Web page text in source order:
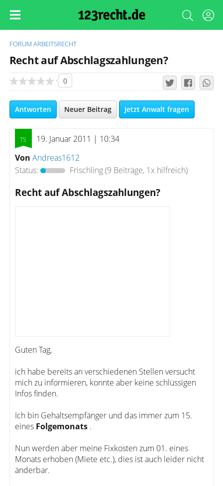
FORUM ARBEITSRECHT
Recht auf Abschlagszahlungen?
0
Antworten Neuer Beitrag Jetzt Anwalt fragen
19. Januar 2011 | 10:34
Von Andreas1612
Status:
Frischling(9 Beiträge, 1x hilfreich)
Recht auf Abschlagszahlungen?
Guten Tag,
ich habe bereits an verschiedenen Stellen versucht
mich zu informieren, konnte aber keine schlüssigen
Infos finden.
Ich bin Gehaltsempfänger und das immer zum 15.
eines Folgemonats .
Nun werden aber meine Fixkosten zum 01. eines
Monats erhoben (Miete etc.), dies ist auch leider nicht
änderbar.